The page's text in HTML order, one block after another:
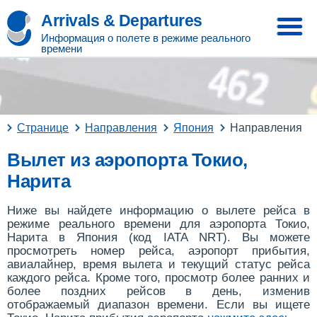
Arrivals & Departures
Информация о полете в режиме реального
времени
Странице Направления Япония Направления
Вылет из аэропорта Токио,
Нарита
Ниже вы найдете информацию о вылете рейса в
режиме реального времени для аэропорта Токио,
Нарита в Япония (код IATA NRT). Вы можете
просмотреть номер рейса, аэропорт прибытия,
авиалайнер, время вылета и текущий статус рейса
каждого рейса. Кроме того, просмотр более ранних и
более поздних рейсов в день, изменив
отображаемый диапазон времени. Если вы ищете